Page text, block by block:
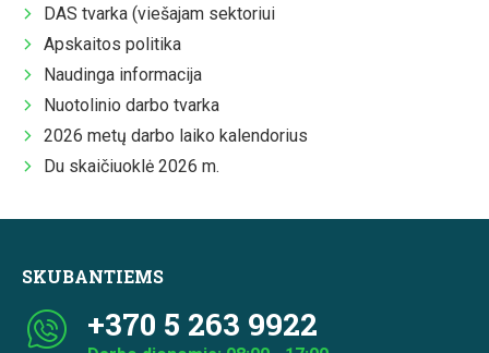
DAS tvarka (viešajam sektoriui
Apskaitos politika
Naudinga informacija
Nuotolinio darbo tvarka
2026 metų darbo laiko kalendorius
Du skaičiuoklė 2026 m.
SKUBANTIEMS
+370 5 263 9922